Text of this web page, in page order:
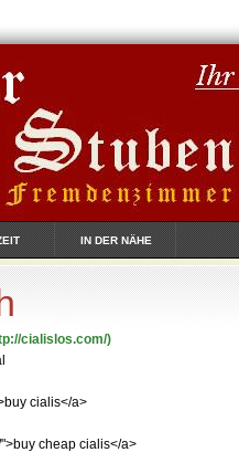
IN DER NÄHE
cialislos.com/)
cialis</a>
cheap cialis</a>